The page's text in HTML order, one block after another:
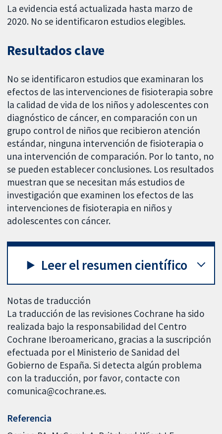
La evidencia está actualizada hasta marzo de
2020. No se identificaron estudios elegibles.
Resultados clave
No se identificaron estudios que examinaran los
efectos de las intervenciones de fisioterapia sobre
la calidad de vida de los niños y adolescentes con
diagnóstico de cáncer, en comparación con un
grupo control de niños que recibieron atención
estándar, ninguna intervención de fisioterapia o
una intervención de comparación. Por lo tanto, no
se pueden establecer conclusiones. Los resultados
muestran que se necesitan más estudios de
investigación que examinen los efectos de las
intervenciones de fisioterapia en niños y
adolescentes con cáncer.
Leer el resumen científico
Notas de traducción
La traducción de las revisiones Cochrane ha sido
realizada bajo la responsabilidad del Centro
Cochrane Iberoamericano, gracias a la suscripción
efectuada por el Ministerio de Sanidad del
Gobierno de España. Si detecta algún problema
con la traducción, por favor, contacte con
comunica@cochrane.es.
Referencia